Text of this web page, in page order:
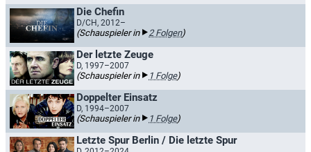
Die Chefin
D/CH, 2012–
(Schauspieler in 2 Folgen)
Der letzte Zeuge
D, 1997–2007
(Schauspieler in 1 Folge)
Doppelter Einsatz
D, 1994–2007
(Schauspieler in 1 Folge)
Letzte Spur Berlin / Die letzte Spur